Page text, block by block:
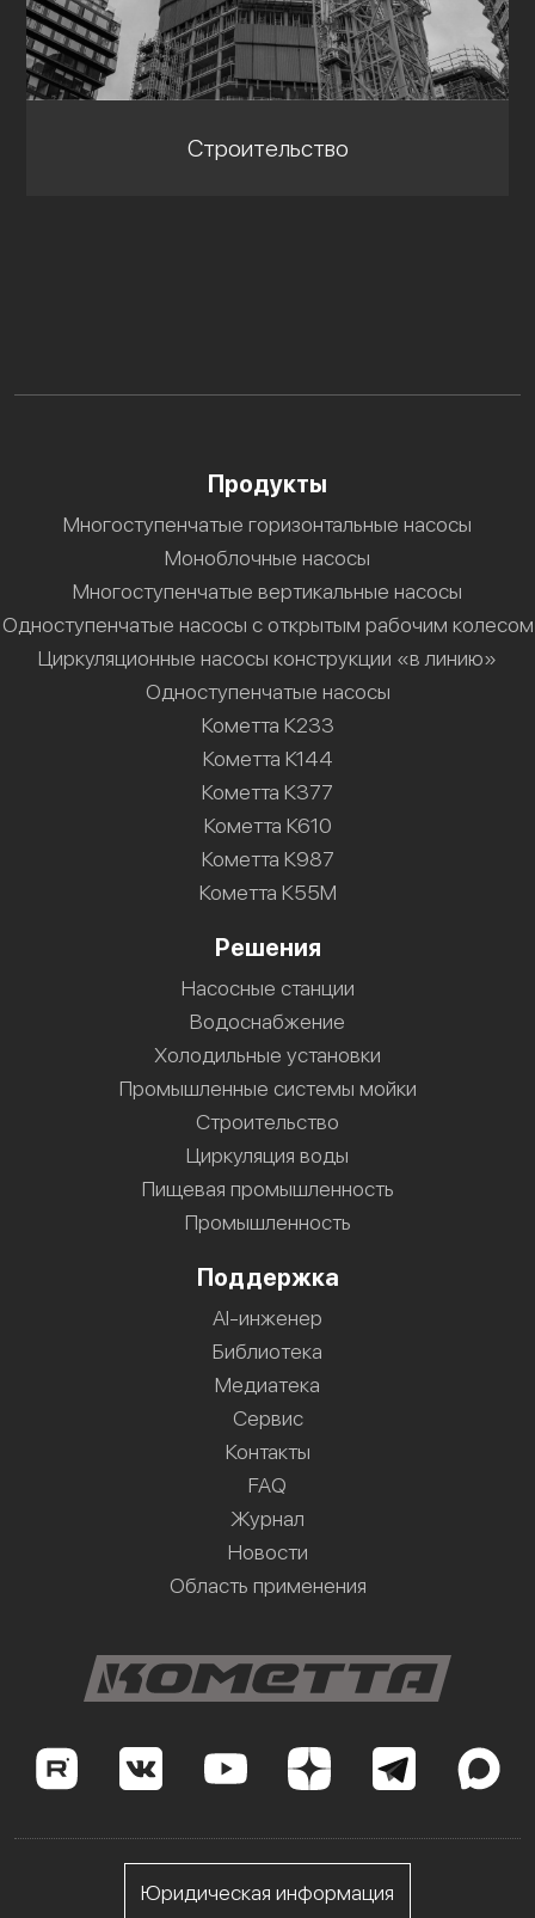
Строительство
Продукты
Многоступенчатые горизонтальные насосы
Моноблочные насосы
Многоступенчатые вертикальные насосы
Одноступенчатые насосы с открытым рабочим колесом
Циркуляционные насосы конструкции «в линию»
Одноступенчатые насосы
Кометта К233
Кометта К144
Кометта К377
Кометта К610
Кометта К987
Кометта К55М
Решения
Насосные станции
Водоснабжение
Холодильные установки
Промышленные системы мойки
Строительство
Циркуляция воды
Пищевая промышленность
Промышленность
Поддержка
AI-инженер
Библиотека
Медиатека
Сервис
Контакты
FAQ
Журнал
Новости
Область применения
Юридическая информация